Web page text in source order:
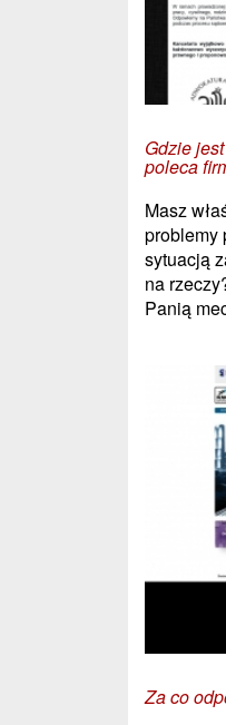
Gdzie
poleca
Masz
problemy
sytuacją
na
Panią
Za co